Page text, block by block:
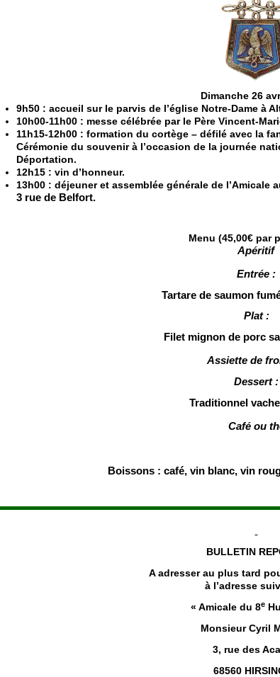
Dimanche 26
9h50 : accueil sur le parvis de l’église Notre-Dame à
10h00-11h00 : messe célébrée par le Père Vincent-
11h15-12h00 : formation du cortège – défilé avec la
Cérémonie du souvenir à l’occasion de la journée
Déportation.
12h15 : vin d’honneur.
13h00 : déjeuner et assemblée générale de l’Amicale
3 rue de Belfort.
Menu (45,00€ par
Apéritif
Entrée :
Tartare de saumon
Plat :
Filet mignon de porc
Assiette de
Dessert :
Traditionnel
Café ou
Boissons : café, vin blanc, vin
BULLETIN
A adresser au plus tard
à l’adresse
« Amicale du 8e
Monsieur Cyril
3, rue des
68560